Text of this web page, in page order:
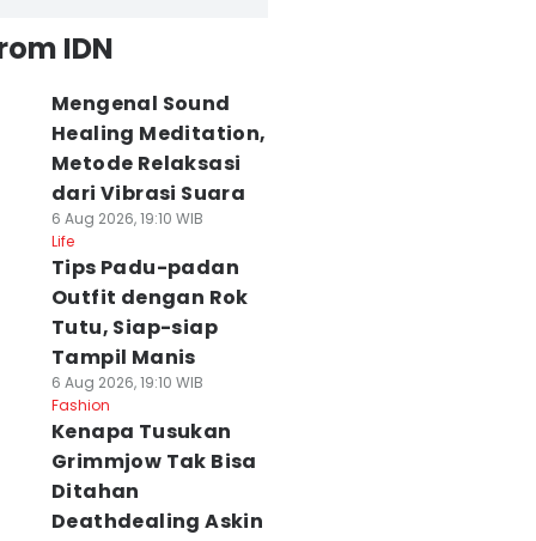
IDN
Mengenal Sound
Healing Meditation,
Metode Relaksasi
dari Vibrasi Suara
6 Aug 2026, 19:10 WIB
Life
Tips Padu-padan
Outfit dengan Rok
Tutu, Siap-siap
Tampil Manis
6 Aug 2026, 19:10 WIB
Fashion
Kenapa Tusukan
Grimmjow Tak Bisa
Ditahan
Deathdealing Askin